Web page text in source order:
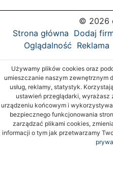
© 2026
Strona główna Dodaj
Oglądalność Reklama
Używamy plików cookies oraz
umieszczanie naszym zewnętrznym
usług, reklamy, statystyk.
ustawień przeglądarki, wyrażasz
urządzeniu końcowym i
bezpiecznego funkcjonowania
zarządzać plikami cookies,
informacji o tym jak przetwarzamy